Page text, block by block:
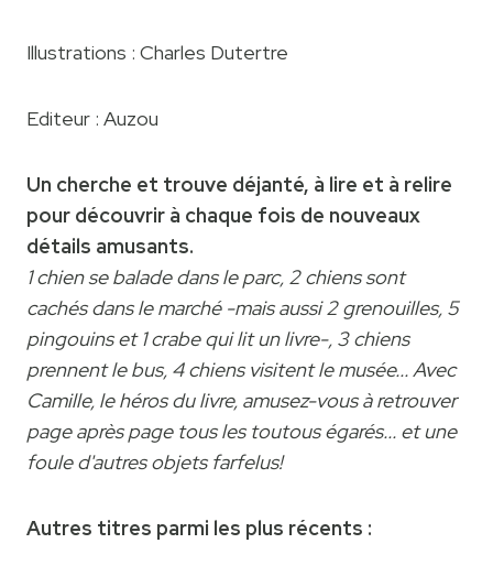
Illustrations : Charles Dutertre
Editeur : Auzou
Un cherche et trouve déjanté, à lire et à relire
pour découvrir à chaque fois de nouveaux
détails amusants.
1 chien se balade dans le parc, 2 chiens sont
cachés dans le marché -mais aussi 2 grenouilles, 5
pingouins et 1 crabe qui lit un livre-, 3 chiens
prennent le bus, 4 chiens visitent le musée... Avec
Camille, le héros du livre, amusez-vous à retrouver
page après page tous les toutous égarés... et une
foule d'autres objets farfelus!
Autres titres parmi les plus récents :